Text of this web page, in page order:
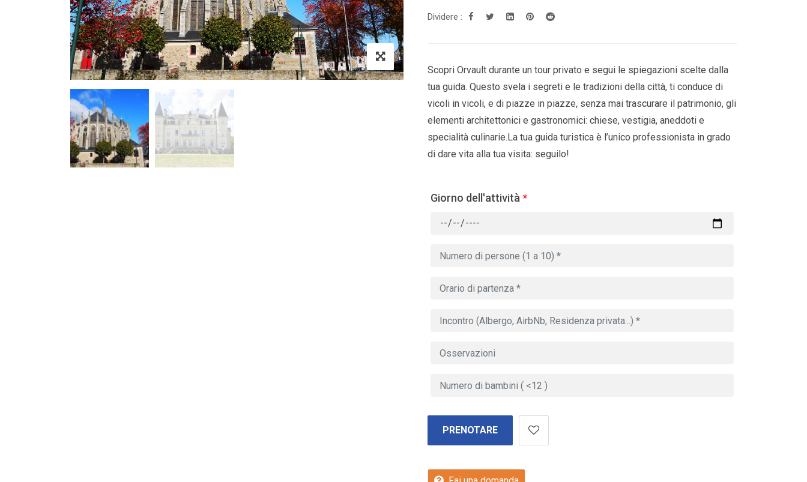
Dividere :
Scopri Orvault durante un tour privato e segui le spiegazioni scelte dalla
tua guida. Questo svela i segreti e le tradizioni della città, ti conduce di
vicoli in vicoli, e di piazze in piazze, senza mai trascurare il patrimonio, gli
elementi architettonici e gastronomici: chiese, vestigia, aneddoti e
specialità culinarie.La tua guida turistica è l’unico professionista in grado
di dare vita alla tua visita: seguilo!
Giorno dell'attività *
PRENOTARE